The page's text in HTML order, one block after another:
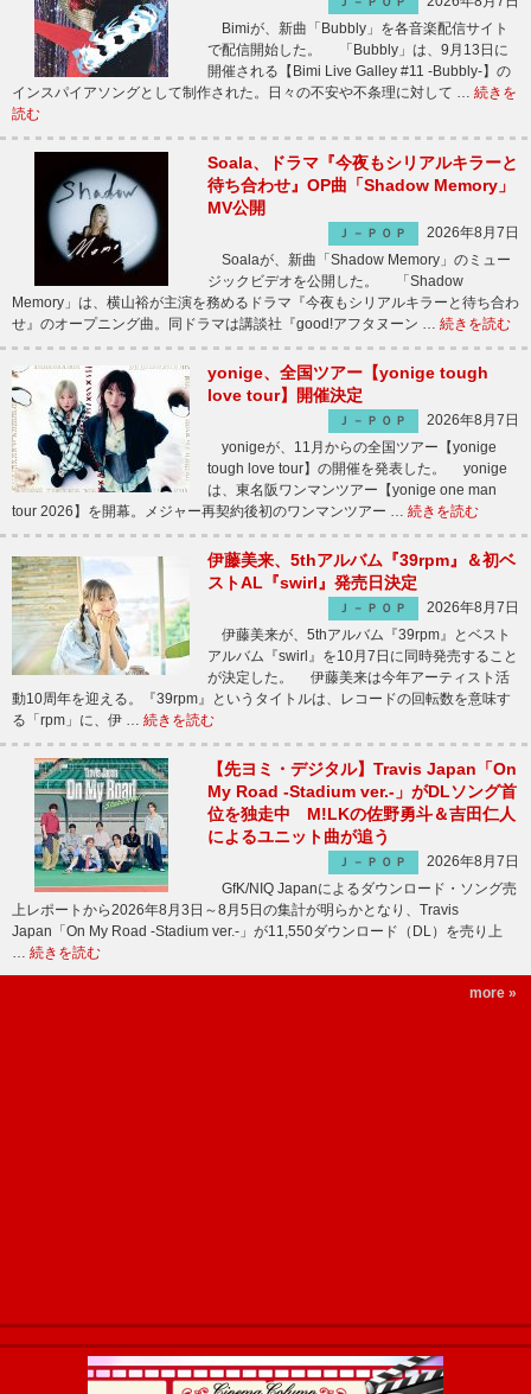
Bimiが、新曲「Bubbly」を各音楽配信サイト
で配信開始した。 「Bubbly」は、9月13日に
開催される【Bimi Live Galley #11 -Bubbly-】の
インスパイアソングとして制作された。日々の不安や不条理に対して … 続きを
読む
Soala、ドラマ『今夜もシリアルキラーと
待ち合わせ』OP曲「Shadow Memory」
MV公開
Ｊ－ＰＯＰ
2026年8月7日
Soalaが、新曲「Shadow Memory」のミュー
ジックビデオを公開した。 「Shadow
Memory」は、横山裕が主演を務めるドラマ『今夜もシリアルキラーと待ち合わ
せ』のオープニング曲。同ドラマは講談社『good!アフタヌーン … 続きを読む
yonige、全国ツアー【yonige tough
love tour】開催決定
Ｊ－ＰＯＰ
2026年8月7日
yonigeが、11月からの全国ツアー【yonige
tough love tour】の開催を発表した。 yonige
は、東名阪ワンマンツアー【yonige one man
tour 2026】を開幕。メジャー再契約後初のワンマンツアー … 続きを読む
伊藤美来、5thアルバム『39rpm』＆初ベ
ストAL『swirl』発売日決定
Ｊ－ＰＯＰ
2026年8月7日
伊藤美来が、5thアルバム『39rpm』とベスト
アルバム『swirl』を10月7日に同時発売すること
が決定した。 伊藤美来は今年アーティスト活
動10周年を迎える。『39rpm』というタイトルは、レコードの回転数を意味す
る「rpm」に、伊 … 続きを読む
【先ヨミ・デジタル】Travis Japan「On
My Road -Stadium ver.-」がDLソング首
位を独走中 M!LKの佐野勇斗＆吉田仁人
によるユニット曲が追う
Ｊ－ＰＯＰ
2026年8月7日
GfK/NIQ Japanによるダウンロード・ソング売
上レポートから2026年8月3日～8月5日の集計が明らかとなり、Travis
Japan「On My Road -Stadium ver.-」が11,550ダウンロード（DL）を売り上
… 続きを読む
more »